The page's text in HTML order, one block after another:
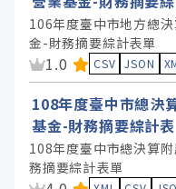
106年度臺中市地方總
金-財務摘要綜計表單
資料集評分：
1.0 CSV JSON
108年度臺中市總決
基金-財務摘要綜計表
108年度臺中市總決算
務摘要綜計表單